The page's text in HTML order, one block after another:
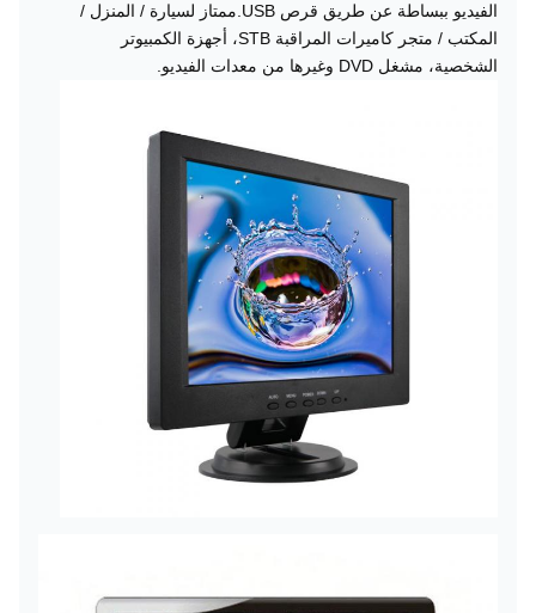
الفيديو ببساطة عن طريق قرص USB.ممتاز لسيارة / المنزل /
المكتب / متجر كاميرات المراقبة STB، أجهزة الكمبيوتر
الشخصية، مشغل DVD وغيرها من معدات الفيديو.